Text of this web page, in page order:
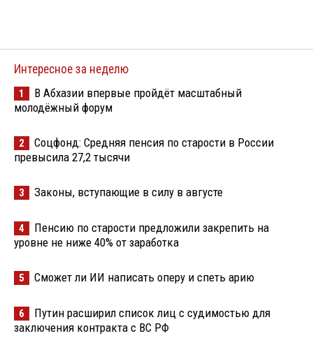
Интересное за неделю
1
В Абхазии впервые пройдёт масштабный
молодёжный форум
2
Соцфонд: Средняя пенсия по старости в России
превысила 27,2 тысячи
3 Законы, вступающие в силу в августе
4
Пенсию по старости предложили закрепить на
уровне не ниже 40% от заработка
5 Сможет ли ИИ написать оперу и спеть арию
6
Путин расширил список лиц с судимостью для
заключения контракта с ВС РФ